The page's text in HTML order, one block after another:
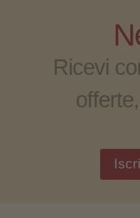
Ricevi
offerte